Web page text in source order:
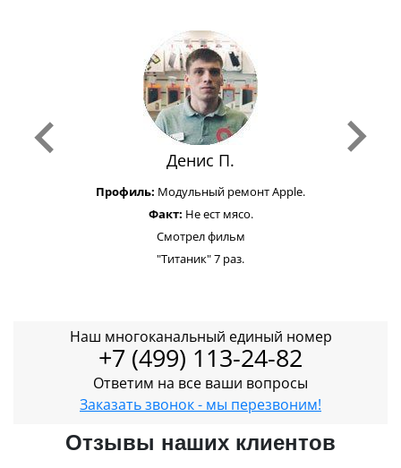
Денис П.
Профиль: Модульный ремонт Apple.
Факт: Не ест мясо.
Смотрел фильм
"Титаник" 7 раз.
Наш многоканальный единый номер
+7 (499) 113-24-82
Ответим на все ваши вопросы
Заказать звонок - мы перезвоним!
Отзывы наших клиентов